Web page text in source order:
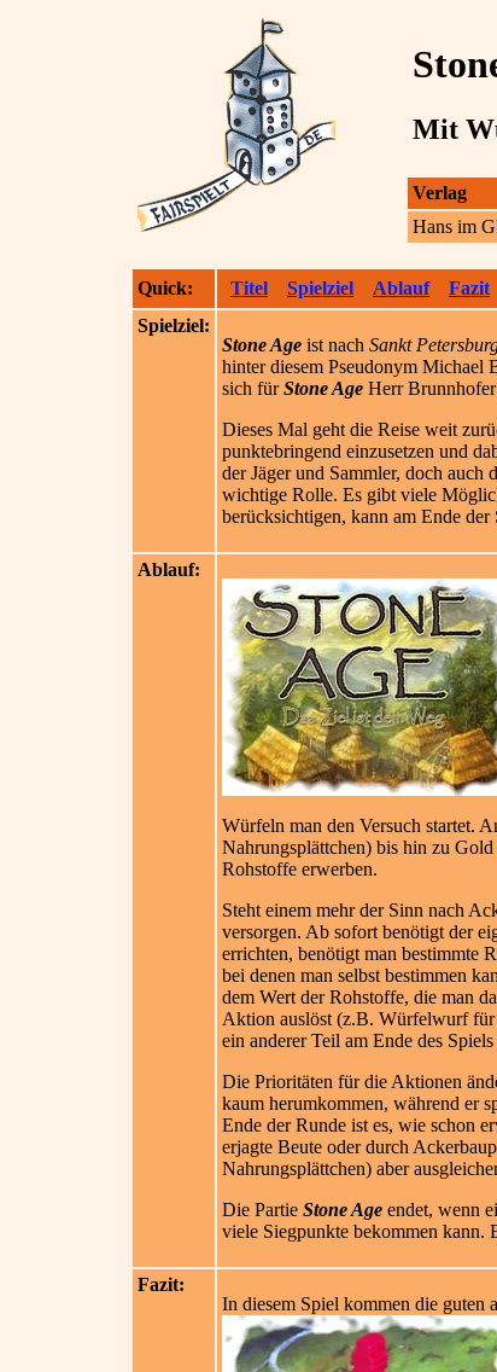
Mit
Verlag
Hans im
Quick: Titel Spielziel Ablauf Fazit
Spielziel:
Stone Age ist nach Sankt
hinter diesem Pseudonym Michael
sich fürStone Age Herr
Dieses Mal geht die Reise weit
punktebringend einzusetzen und
der Jäger und Sammler, doch auch
wichtige Rolle. Es gibt viele
berücksichtigen, kann am Ende der
Ablauf:
Würfeln man den Versuch startet.
Nahrungsplättchen) bis hin zu
Rohstoffe erwerben.
Steht einem mehr der Sinn nach
versorgen. Ab sofort benötigt der
errichten, benötigt man bestimmte
bei denen man selbst bestimmen
dem Wert der Rohstoffe, die man
Aktion auslöst (z.B. Würfelwurf
ein anderer Teil am Ende des
Die Prioritäten für die Aktionen
kaum herumkommen, während er
Ende der Runde ist es, wie schon
erjagte Beute oder durch
Nahrungsplättchen) aber
Die Partie Stone Age endet, wenn
viele Siegpunkte bekommen kann.
Fazit:
In diesem Spiel kommen die guten